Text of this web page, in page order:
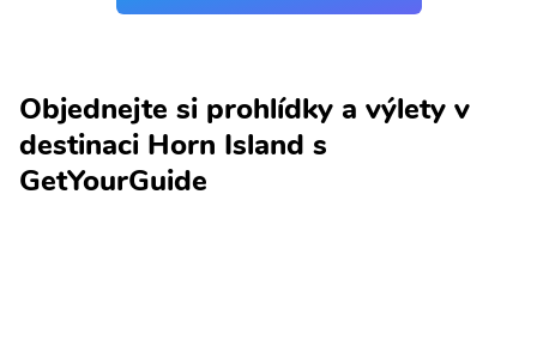
Objednejte si prohlídky a výlety v
destinaci Horn Island s
GetYourGuide